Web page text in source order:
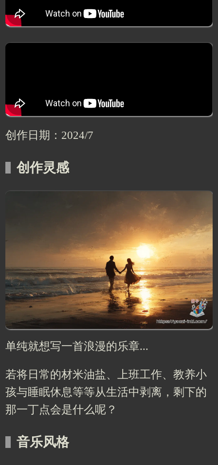
创作日期：2024/7
创作灵感
单纯就想写一首浪漫的乐章...
若将日常的材米油盐、上班工作、教养小
孩与睡眠休息等等从生活中剥离，剩下的
那一丁点会是什么呢？
音乐风格